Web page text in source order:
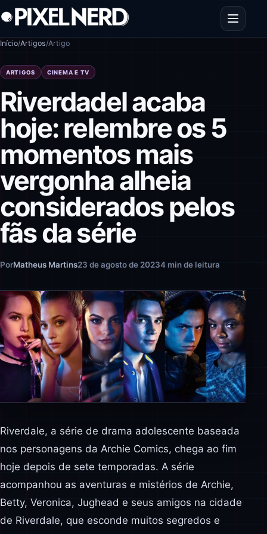
Pular para o conteúdo
Abrir
Início/Artigos/Artigo
ARTIGOS CINEMA E TV
Riverdadel acaba
hoje: relembre os 5
momentos mais
vergonha alheia
considerados pelos
fãs da série
PorMatheus Martins23 de agosto de 20234 min de leitura
Riverdale, a série de drama adolescente baseada
nos personagens da Archie Comics, chega ao fim
hoje depois de sete temporadas. A série
acompanhou as aventuras e mistérios de Archie,
Betty, Veronica, Jughead e seus amigos na cidade
de Riverdale, que esconde muitos segredos e